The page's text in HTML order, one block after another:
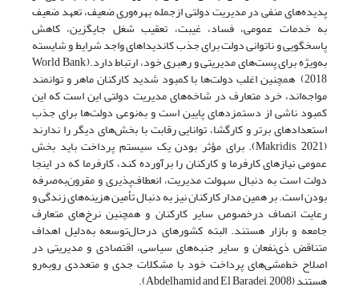
پدیده‌های منفی در مدیریت دولتی ازجمله بهره‌وری ضعیف، تعهد ضعیف
به خدمات عمومی، فساد، غیبت، تعقیب شغل جایگزین، کاهش
پاسخگویی و ناتوانی دولت برای جذب کاندیداهای واجد شرایط و شایسته
به‌ویژه برای پست‌‌‌‌های مدیریتی و رهبری خود، ارتباط دارد.(World Bank,
2018) همچنین اغلب دولت‌ها با کمبود شدید کارکنان ماهر و توانمند
مواجه‌اند، خرد متعارف در شاخه‌‌‌‌های مدیریت دولتی این است که این
کمبود ناشی از دستمزدهای پایین است و به‌نوعی دولت‌ها برای جذب
استعدادهای برتر و کارگشا، توانایی رقابت با بخش‌های دیگر را ندارند
(Makridis, 2021). برای مؤثر بودن یک سیستم پرداخت باید بخش
عمومی نیازهای کارفرما و کارکنان را برآورده کند، کارفرما که در اینجا
دولت است به دنبال سهولت مدیریت، انعطاف‌پذیری و مقرون‌به‌صرفه
بودن است. بر همین مدار کارکنان نیز به دنبال تأمین هزینه‌‌‌‌های زندگی و
رعایت انصاف درخصوص سایر کارکنان و همچنین نرخ‌‌‌‌های متعارف
جامعه و بازار هستند. البته کشورهای درحال‌توسعه به‌دلیل اهداف
متناقض ذی‌نفعان و سایر جنبه‌‌‌‌های سیاسی، اقتصادی و مدیریتی در
اصلاح خط‌مشی‌های پرداخت خود با مشکلات جدی و متعددی روبه‌رو
هستند (Abdelhamid and El Baradei, 2008).